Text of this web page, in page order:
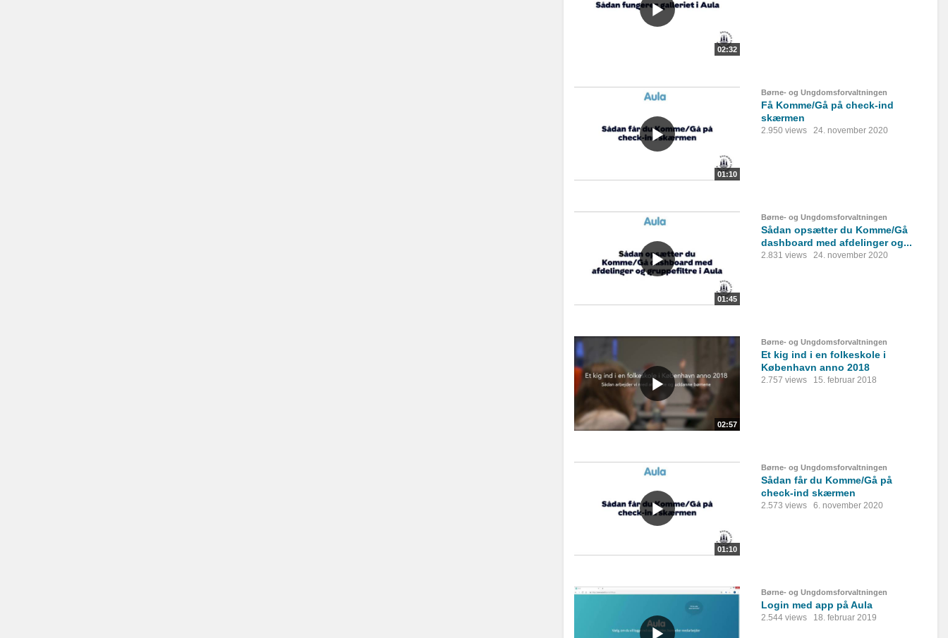
02:32
01:10
Børne- og Ungdomsforvaltningen
Få Komme/Gå på check-ind
skærmen
2.950 views 24. november 2020
01:45
Børne- og Ungdomsforvaltningen
Sådan opsætter du Komme/Gå
dashboard med afdelinger og...
2.831 views 24. november 2020
02:57
Børne- og Ungdomsforvaltningen
Et kig ind i en folkeskole i
København anno 2018
2.757 views 15. februar 2018
01:10
Børne- og Ungdomsforvaltningen
Sådan får du Komme/Gå på
check-ind skærmen
2.573 views 6. november 2020
Børne- og Ungdomsforvaltningen
Login med app på Aula
2.544 views 18. februar 2019